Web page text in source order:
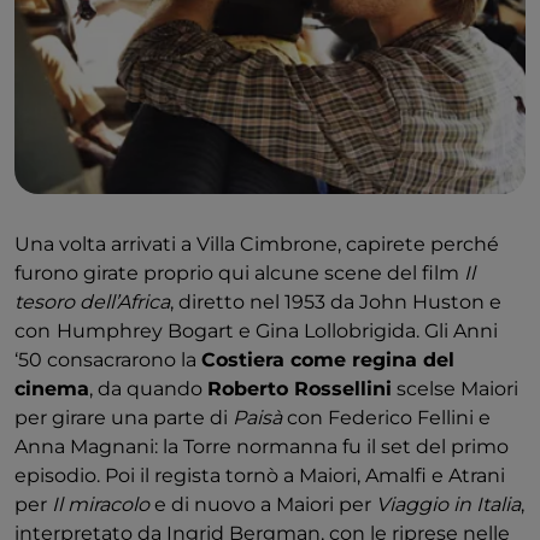
Una volta arrivati a Villa Cimbrone, capirete perché
furono girate proprio qui alcune scene del film Il
tesoro dell’Africa, diretto nel 1953 da John Huston e
con Humphrey Bogart e Gina Lollobrigida. Gli Anni
‘50 consacrarono la Costiera come regina del
cinema, da quando Roberto Rossellini scelse Maiori
per girare una parte di Paisàcon Federico Fellini e
Anna Magnani: la Torre normanna fu il set del primo
episodio. Poi il regista tornò a Maiori, Amalfi e Atrani
per Il miracoloe di nuovo a Maiori per Viaggio in Italia,
interpretato da Ingrid Bergman, con le riprese nelle